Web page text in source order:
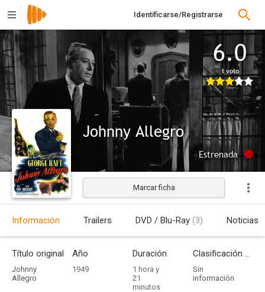
Identificarse/Registrarse
6.0
1 voto
Johnny Allegro
Estrenada
Marcar ficha
Información Trailers DVD / Blu-Ray (3) Noticias
Título original
Johnny
Allegro
Año
1949
Duración
1 hora y
21
minutos
Clasificación por edades
Sin
información